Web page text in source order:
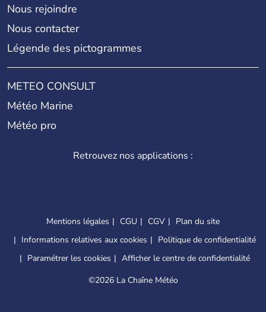
Nous rejoindre
Nous contacter
Légende des pictogrammes
METEO CONSULT
Météo Marine
Météo pro
Retrouvez nos applications :
Mentions légales CGU CGV
Plan du site
Informations relatives aux cookies
Politique de confidentialité
Paramétrer les cookies
Afficher le centre de confidentialité
©2026 La Chaîne Météo